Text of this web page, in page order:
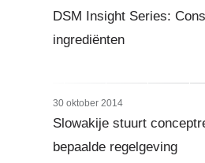
DSM Insight Series:
ingrediënten
30 oktober 2014
Slowakije stuurt
bepaalde regelgeving